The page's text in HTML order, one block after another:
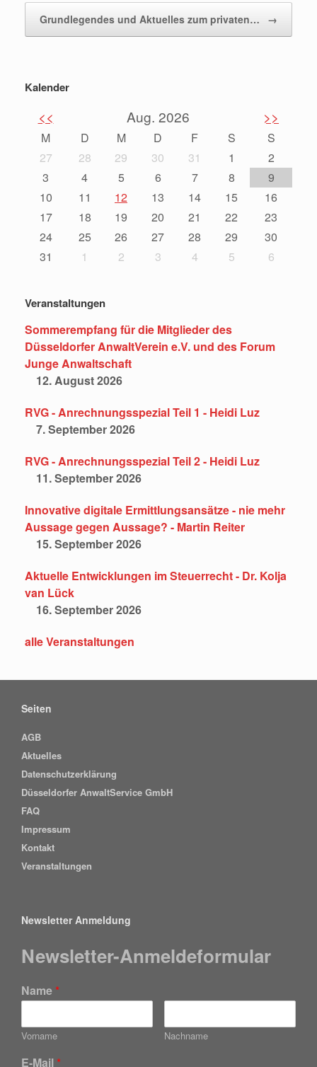
Grundlegendes und Aktuelles zum privaten… →
Kalender
<< Aug. 2026 >>
M D M D F S
S
27
28 29 30 31 1
2
3
4 5 6 7 8
9
10
11 12 13 14 15
16
17
18 19 20 21 22
23
24
25 26 27 28 29
30
31
1 2 3 4 5 6
Veranstaltungen
Sommerempfang für die Mitglieder des
Düsseldorfer AnwaltVerein e.V. und des Forum
Junge Anwaltschaft
12. August 2026
RVG - Anrechnungsspezial Teil 1 - Heidi Luz
7. September 2026
RVG - Anrechnungsspezial Teil 2 - Heidi Luz
11. September 2026
Innovative digitale Ermittlungsansätze - nie mehr
Aussage gegen Aussage? - Martin Reiter
15. September 2026
Aktuelle Entwicklungen im Steuerrecht - Dr. Kolja
van Lück
16. September 2026
alle Veranstaltungen
Seiten
AGB
Aktuelles
Datenschutzerklärung
Düsseldorfer AnwaltService GmbH
FAQ
Impressum
Kontakt
Veranstaltungen
Newsletter Anmeldung
Newsletter-Anmeldeformular
Name *
Vorname Nachname
E-Mail *